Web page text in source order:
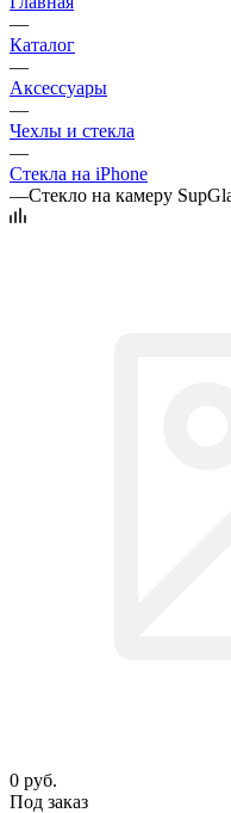
—
Каталог
—
Аксессуары
—
Чехлы и стекла
—
Стекла на iPhone
—Стекло на камеру
0 руб.
Под заказ